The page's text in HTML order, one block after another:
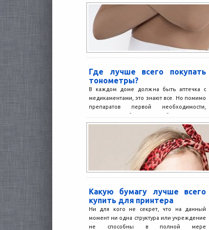
Где лучше всего покупать
тонометры?
В каждом доме должна быть аптечка с
медикаментами, это знают все. Но помимо
препаратов первой необходимости,
иногда может быть целесообразно...
Какую бумагу лучше всего
купить для принтера
Ни для кого не секрет, что на данный
момент ни одна структура или учреждение
не способны в полной мере